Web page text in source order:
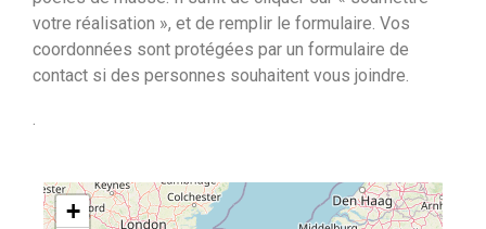
votre réalisation », et de remplir le formulaire. Vos
coordonnées sont protégées par un formulaire de
contact si des personnes souhaitent vous joindre.
.
+